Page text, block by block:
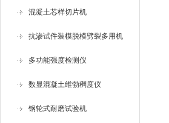
混凝土芯样切片机
抗渗试件装模脱模劈裂多用机
多功能强度检测仪
数显混凝土维勃稠度仪
钢轮式耐磨试验机